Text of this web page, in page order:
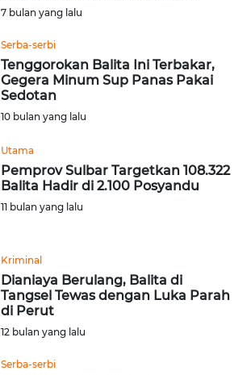
7 bulan yang lalu
Serba-serbi
Tenggorokan Balita Ini Terbakar,
Gegera Minum Sup Panas Pakai
Sedotan
10 bulan yang lalu
Utama
Pemprov Sulbar Targetkan 108.322
Balita Hadir di 2.100 Posyandu
11 bulan yang lalu
Kriminal
Dianiaya Berulang, Balita di
Tangsel Tewas dengan Luka Parah
di Perut
12 bulan yang lalu
Serba-serbi